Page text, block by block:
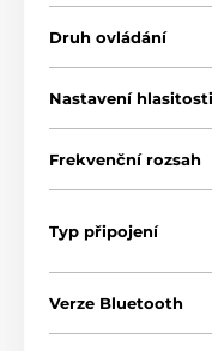
Druh ovládání
Nastavení hlasitosti
Frekvenční rozsah
Typ připojení
Verze Bluetooth